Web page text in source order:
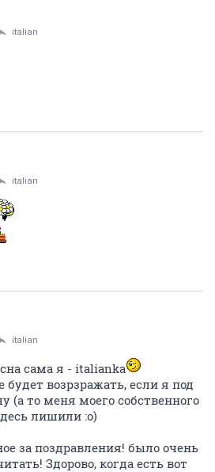
italian
italian
italian
сама я - italianka
возрзражать, если я под
(а то меня моего собственного
лишили :o)
за поздравления! было очень
Здорово, когда есть вот